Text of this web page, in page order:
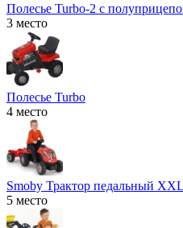
Полесье Turbo-2 с
3 место
Полесье Turbo
4 место
Smoby Трактор педальный
5 место